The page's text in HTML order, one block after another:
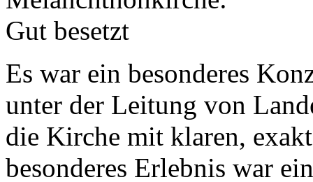
Es war ein besonderes
unter der Leitung von
die Kirche mit klaren,
besonderes Erlebnis war